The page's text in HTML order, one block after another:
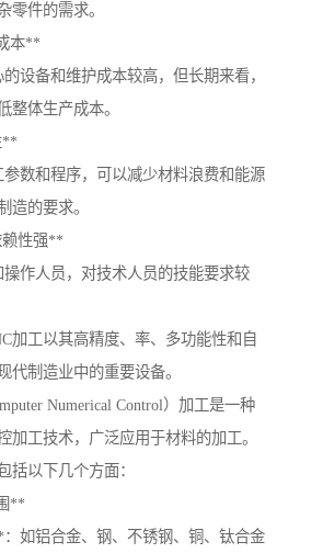
零件的需求。
本**
设备和维护成本较高，但长期来看，
整体生产成本。
**
数和程序，可以减少材料浪费和能源
造的要求。
赖性强**
作人员，对技术人员的技能要求较
加工以其高精度、率、多功能性和自
代制造业中的重要设备。
Numerical Control）加工是一种
加工技术，广泛应用于材料的加工。
括以下几个方面：
**
如铝合金、钢、不锈钢、铜、钛合金